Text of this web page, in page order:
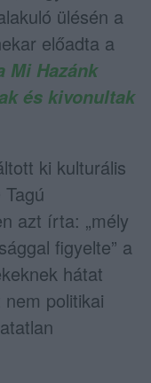
ülésén a
előadta a
Mi Hazánk
és kivonultak
ki kulturális
Tagú
azt írta: „mély
figyelte” a
hátat
politikai